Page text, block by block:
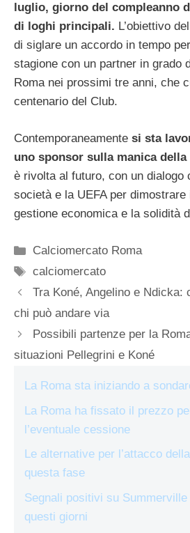
luglio, giorno del compleanno
di loghi principali. L’obiettivo
di siglare un accordo in tempo
stagione con un partner in grado
Roma nei prossimi tre anni, che
centenario del Club.
Contemporaneamente si sta
uno sponsor sulla manica della
è rivolta al futuro, con un dialogo
società e la UEFA per
gestione economica e la solidità
Categorie
Calciomercato Roma
Tag
calciomercato
Tra Koné, Angelino e Ndicka:
chi può andare via
Possibili partenze per la
situazioni Pellegrini e Koné
La Roma sta iniziando a
La Roma ha fissato il prezzo
l’eventuale cessione
Le alternative per l’attacco
questa fase
Segnali positivi su
questi giorni